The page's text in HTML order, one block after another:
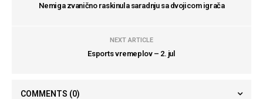
Nemiga zvanično raskinula saradnju sa dvojicom igrača
NEXT ARTICLE
Esports vremeplov – 2. jul
COMMENTS (0)